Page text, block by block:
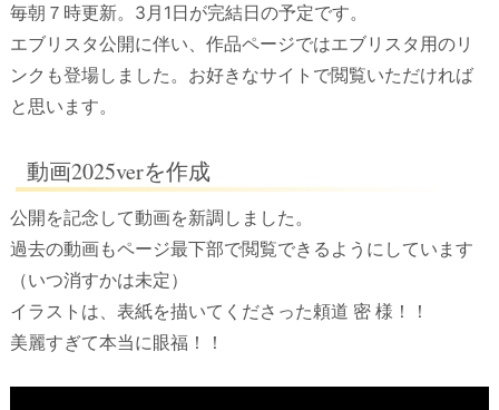
毎朝７時更新。3月1日が完結日の予定です。
エブリスタ公開に伴い、作品ページではエブリスタ用のリ
ンクも登場しました。お好きなサイトで閲覧いただければ
と思います。
動画2025verを作成
公開を記念して動画を新調しました。
過去の動画もページ最下部で閲覧できるようにしています
（いつ消すかは未定）
イラストは、表紙を描いてくださった頼道 密 様！！
美麗すぎて本当に眼福！！